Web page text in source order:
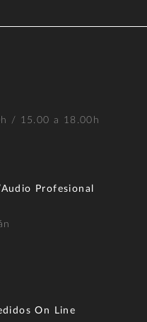
/ 15.00 a 18.00h
Profesional
On Line